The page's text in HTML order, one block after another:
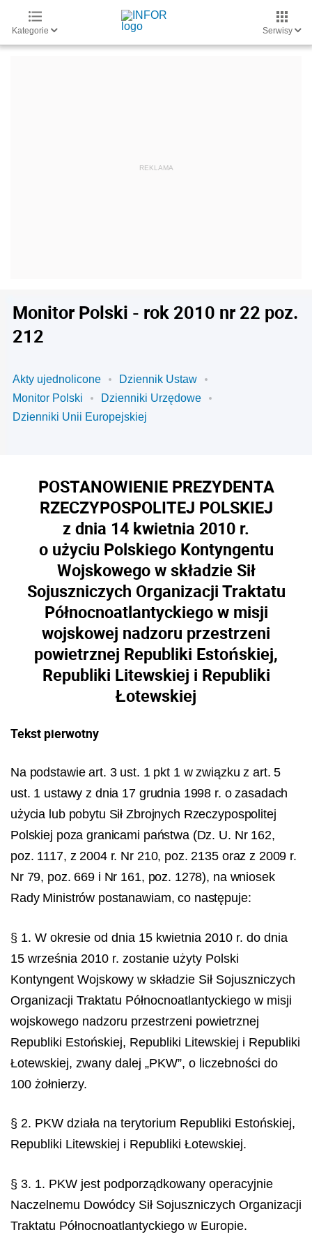
Kategorie Serwisy
Monitor Polski - rok 2010 nr 22 poz.
212
Akty ujednolicone
Dziennik Ustaw
Monitor Polski
Dzienniki Urzędowe
Dzienniki Unii Europejskiej
POSTANOWIENIE PREZYDENTA
RZECZYPOSPOLITEJ POLSKIEJ
z dnia 14 kwietnia 2010 r.
o użyciu Polskiego Kontyngentu
Wojskowego w składzie Sił
Sojuszniczych Organizacji Traktatu
Północnoatlantyckiego w misji
wojskowej nadzoru przestrzeni
powietrznej Republiki Estońskiej,
Republiki Litewskiej i Republiki
Łotewskiej
Tekst pierwotny
Na podstawie art. 3 ust. 1 pkt 1 w związku z art. 5
ust. 1 ustawy z dnia 17 grudnia 1998 r. o zasadach
użycia lub pobytu Sił Zbrojnych Rzeczypospolitej
Polskiej poza granicami państwa (Dz. U. Nr 162,
poz. 1117, z 2004 r. Nr 210, poz. 2135 oraz z 2009 r.
Nr 79, poz. 669 i Nr 161, poz. 1278), na wniosek
Rady Ministrów postanawiam, co następuje:
§ 1. W okresie od dnia 15 kwietnia 2010 r. do dnia
15 września 2010 r. zostanie użyty Polski
Kontyngent Wojskowy w składzie Sił Sojuszniczych
Organizacji Traktatu Północnoatlantyckiego w misji
wojskowego nadzoru przestrzeni powietrznej
Republiki Estońskiej, Republiki Litewskiej i Republiki
Łotewskiej, zwany dalej „PKW”, o liczebności do
100 żołnierzy.
§ 2. PKW działa na terytorium Republiki Estońskiej,
Republiki Litewskiej i Republiki Łotewskiej.
§ 3. 1. PKW jest podporządkowany operacyjnie
Naczelnemu Dowódcy Sił Sojuszniczych Organizacji
Traktatu Północnoatlantyckiego w Europie.